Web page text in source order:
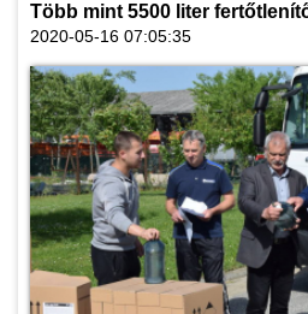
Több mint 5500 liter
2020-05-16 07:05:35